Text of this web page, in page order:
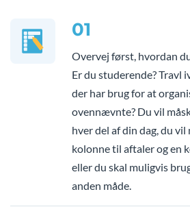
01
Overvej først, hvordan
Er du studerende?
der har brug for at
ovennævnte? Du vil
hver del af din dag, du vil
kolonne til aftaler og en
eller du skal muligvis
anden måde.